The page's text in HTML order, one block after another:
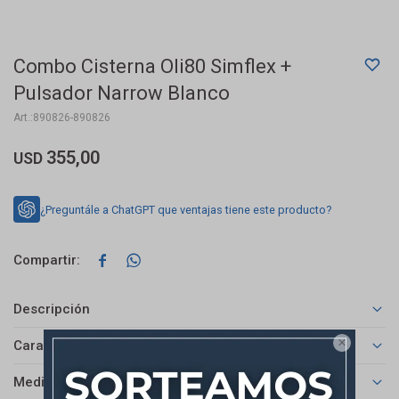

Combo Cisterna Oli80 Simflex +
Pulsador Narrow Blanco
890826-890826
USD 355,00
¿Preguntále a ChatGPT que ventajas tiene este producto?
 
Descripción
Características
Medios de pago